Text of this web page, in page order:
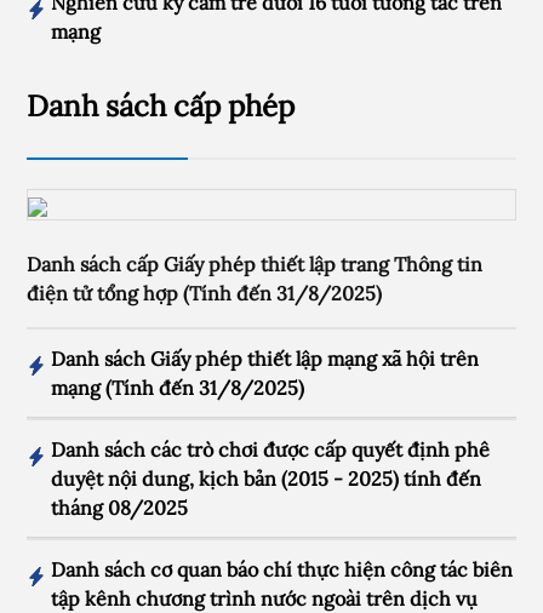
mạng
Danh sách cấp phép
Danh sách cấp Giấy phép thiết lập trang Thông tin
điện tử tổng hợp (Tính đến 31/8/2025)
Danh sách Giấy phép thiết lập mạng xã hội trên
mạng (Tính đến 31/8/2025)
Danh sách các trò chơi được cấp quyết định phê
duyệt nội dung, kịch bản (2015 - 2025) tính đến
tháng 08/2025
Danh sách cơ quan báo chí thực hiện công tác biên
tập kênh chương trình nước ngoài trên dịch vụ